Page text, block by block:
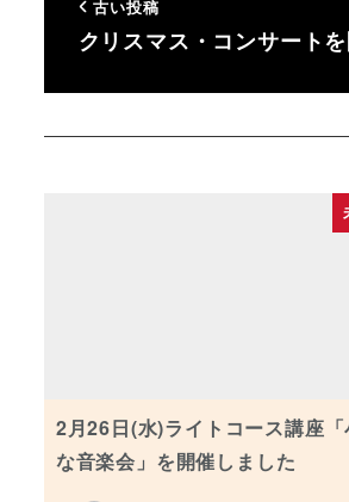
古い投稿
クリスマス・コンサート
2月26日(水)ライトコース講座「
な音楽会」を開催しました